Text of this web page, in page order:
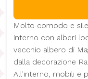
Molto comodo e
interno con alberi
vecchio albero di
dalla decorazione
All'interno, mobili e